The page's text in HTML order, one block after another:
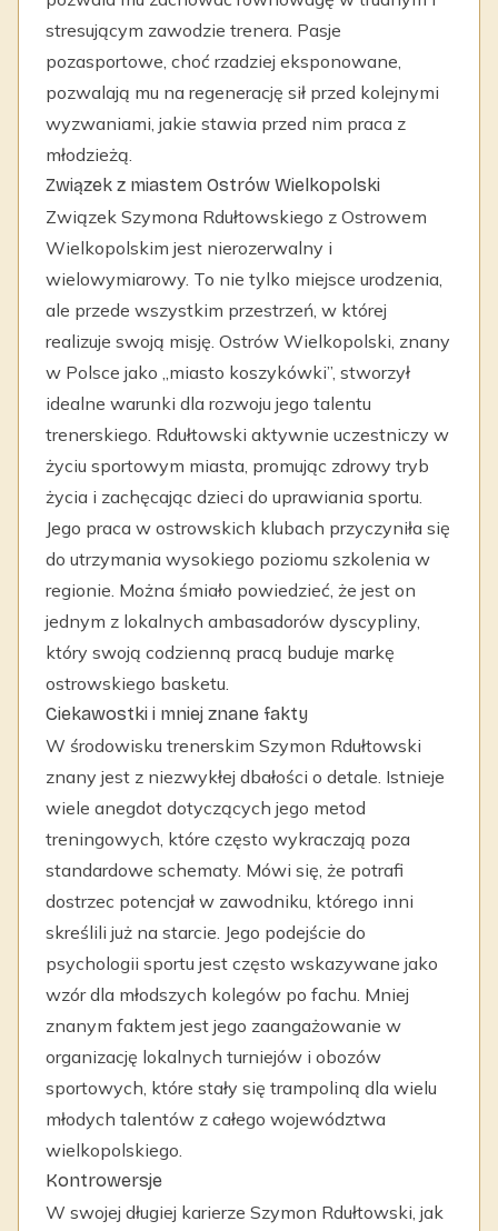
stresującym zawodzie trenera. Pasje
pozasportowe, choć rzadziej eksponowane,
pozwalają mu na regenerację sił przed kolejnymi
wyzwaniami, jakie stawia przed nim praca z
młodzieżą.
Związek z miastem Ostrów Wielkopolski
Związek Szymona Rdułtowskiego z Ostrowem
Wielkopolskim jest nierozerwalny i
wielowymiarowy. To nie tylko miejsce urodzenia,
ale przede wszystkim przestrzeń, w której
realizuje swoją misję. Ostrów Wielkopolski, znany
w Polsce jako „miasto koszykówki”, stworzył
idealne warunki dla rozwoju jego talentu
trenerskiego. Rdułtowski aktywnie uczestniczy w
życiu sportowym miasta, promując zdrowy tryb
życia i zachęcając dzieci do uprawiania sportu.
Jego praca w ostrowskich klubach przyczyniła się
do utrzymania wysokiego poziomu szkolenia w
regionie. Można śmiało powiedzieć, że jest on
jednym z lokalnych ambasadorów dyscypliny,
który swoją codzienną pracą buduje markę
ostrowskiego basketu.
Ciekawostki i mniej znane fakty
W środowisku trenerskim Szymon Rdułtowski
znany jest z niezwykłej dbałości o detale. Istnieje
wiele anegdot dotyczących jego metod
treningowych, które często wykraczają poza
standardowe schematy. Mówi się, że potrafi
dostrzec potencjał w zawodniku, którego inni
skreślili już na starcie. Jego podejście do
psychologii sportu jest często wskazywane jako
wzór dla młodszych kolegów po fachu. Mniej
znanym faktem jest jego zaangażowanie w
organizację lokalnych turniejów i obozów
sportowych, które stały się trampoliną dla wielu
młodych talentów z całego województwa
wielkopolskiego.
Kontrowersje
W swojej długiej karierze Szymon Rdułtowski, jak